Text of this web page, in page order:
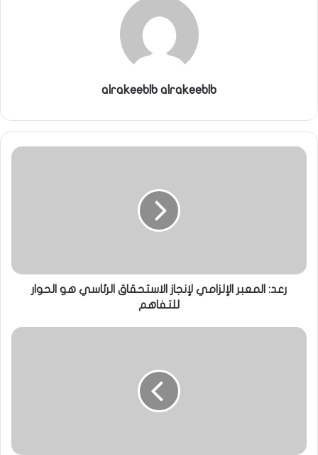
alrakeeblb alrakeeblb
رعد: المعبر الإلزامي لإنجاز الاستحقاق الرئاسي هو الحوار
للتفاهم